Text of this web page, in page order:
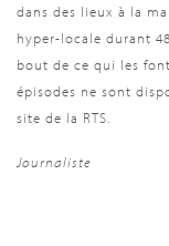
dans des lieux à la
hyper-locale durant
bout de ce qui les
épisodes ne sont
site de la RTS
Journaliste